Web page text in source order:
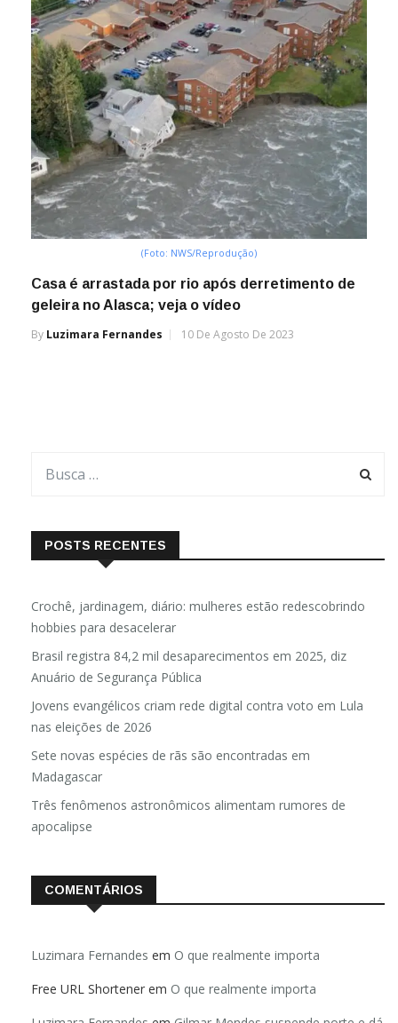
(Foto: NWS/Reprodução)
Casa é arrastada por rio após derretimento de
geleira no Alasca; veja o vídeo
By Luzimara Fernandes 10 De Agosto De 2023
POSTS RECENTES
Crochê, jardinagem, diário: mulheres estão redescobrindo
hobbies para desacelerar
Brasil registra 84,2 mil desaparecimentos em 2025, diz
Anuário de Segurança Pública
Jovens evangélicos criam rede digital contra voto em Lula
nas eleições de 2026
Sete novas espécies de rãs são encontradas em
Madagascar
Três fenômenos astronômicos alimentam rumores de
apocalipse
COMENTÁRIOS
Luzimara Fernandes em O que realmente importa
Free URL Shortener em O que realmente importa